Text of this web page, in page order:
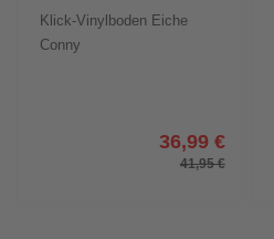
Friends
Klick-Vinylboden Eiche
Conny
36,99 €
41,95 €